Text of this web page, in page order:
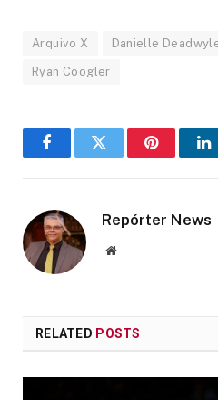
Arquivo X Danielle
Ryan Coogler
FacebookTwitter Pinterest
Repórter News
Website
RELATED POSTS